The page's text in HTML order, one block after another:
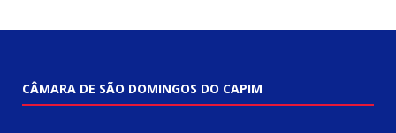
CÂMARA DE SÃO DOMINGOS DO CAPIM